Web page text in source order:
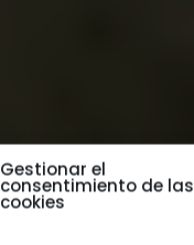
Gestionar el
consentimiento de las
cookies